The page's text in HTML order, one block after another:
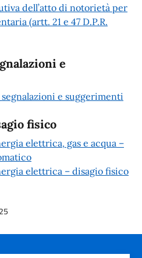
dell’atto di notorietà per
(artt. 21 e 47 D.P.R.
e
e suggerimenti
fisico
elettrica, gas e acqua –
elettrica – disagio fisico